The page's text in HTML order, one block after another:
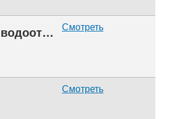
Граница эксплуатационной ответственности по сетям водоотведения Смотреть
Смотреть